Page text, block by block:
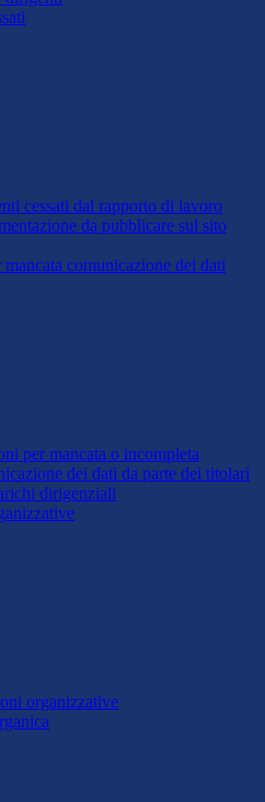
cessati dal rapporto di lavoro
da pubblicare sul sito
mancata comunicazione dei dati
per mancata o incompleta
dei dati da parte dei titolari
dirigenziali
organizzative